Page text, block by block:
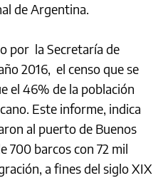
de Argentina.
por la Secretaría de
2016, el censo que se
el 46% de la población
Este informe, indica
al puerto de Buenos
700 barcos con 72 mil
a fines del siglo XIX